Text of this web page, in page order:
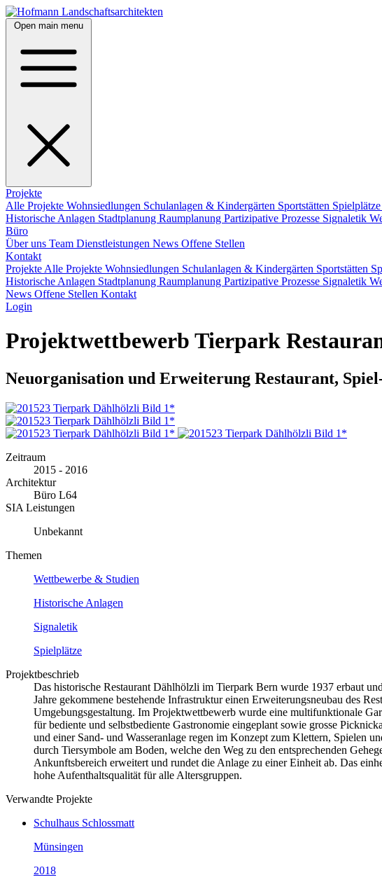
Open main menu
Projekte
Alle Projekte Wohnsiedlungen Schulanlagen & Kindergärten Sportstätten Spielplätze
Historische Anlagen Stadtplanung Raumplanung Partizipative Prozesse Signaletik
Büro
Über uns Team Dienstleistungen News Offene Stellen
Kontakt
Projekte Alle Projekte Wohnsiedlungen Schulanlagen & Kindergärten Sportstätten
Historische Anlagen Stadtplanung Raumplanung Partizipative Prozesse Signaletik
News Offene Stellen Kontakt
Login
Projektwettbewerb Tierpark
Neuorganisation und Erweiterung Restaurant,
Zeitraum
2015 - 2016
Architektur
Büro L64
SIA Leistungen
Unbekannt
Themen
Wettbewerbe & Studien
Historische Anlagen
Signaletik
Spielplätze
Projektbeschrieb
Das historische Restaurant Dählhölzli im Tierpark Bern wurde 1937 erbaut
Jahre gekommene bestehende Infrastruktur einen Erweiterungsneubau des
Umgebungsgestaltung. Im Projektwettbewerb wurde eine multifunktionale
für bediente und selbstbediente Gastronomie eingeplant sowie grosse
und einer Sand- und Wasseranlage regen im Konzept zum Klettern, Spielen
durch Tiersymbole am Boden, welche den Weg zu den entsprechenden
Ankunftsbereich erweitert und rundet die Anlage zu einer Einheit ab. Das
hohe Aufenthaltsqualität für alle Altersgruppen.
Verwandte Projekte
Schulhaus Schlossmatt
Münsingen
2018